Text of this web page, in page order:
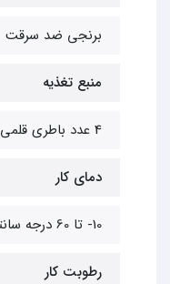
برنجی ضد سرقت
منبع تغذیه
4 عدد باطری قلمی آلکالاین
دمای کار
10- تا 60 درجه سانتیگراد
رطوبت کار